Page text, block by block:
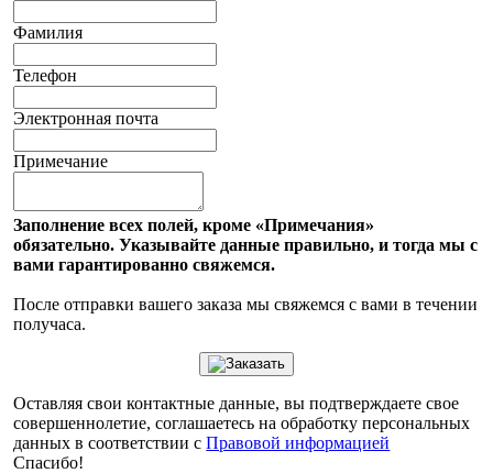
Фамилия
Телефон
Электронная почта
Примечание
Заполнение всех полей, кроме «Примечания»
обязательно. Указывайте данные правильно, и тогда мы с
вами гарантированно свяжемся.
После отправки вашего заказа мы свяжемся с вами в течении
получаса.
Оставляя свои контактные данные, вы подтверждаете свое
совершеннолетие, соглашаетесь на обработку персональных
данных в соответствии сПравовой информацией
Спасибо!